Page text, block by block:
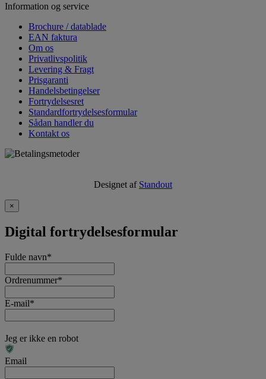
Information og service
Brochure / datablade
EAN faktura
Om os
Privatlivspolitik
Levering & Fragt
Prisgaranti
Handelsbetingelser
Fortrydelsesret
Standardfortrydelsesformular
Sådan handler du
Kontakt os
Designet af Standout
×
Digital fortrydelsesformular
Fulde navn*
Ordrenummer*
E-mail*
Jeg er ikke en robot
Email